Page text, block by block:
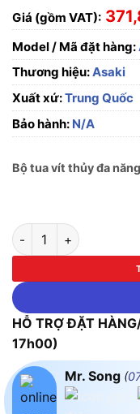
Giá (gồm VAT):
Model / Mã đặt hàng:
Thương hiệu:Asaki
Xuất xứ:Trung Quốc
Bảo hành: N/A
Bộ tua vít thủy đa
Bộ tua vít thủy đa
HỖ TRỢ ĐẶT
17h00)
Mr. Song (